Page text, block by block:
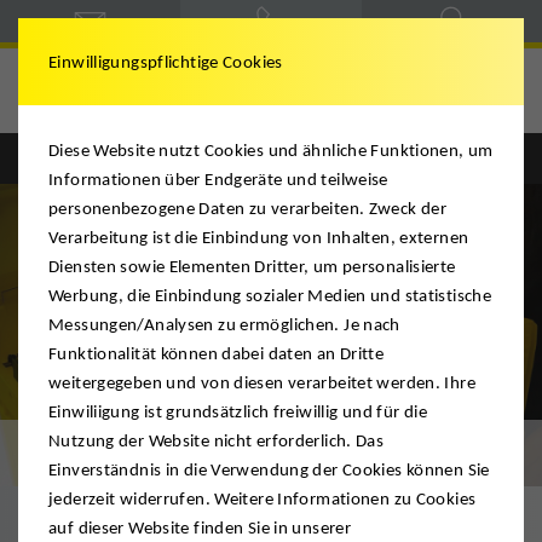
Aktenlagerung
Einwilligungspflichtige Cookies
Diese Website nutzt Cookies und ähnliche Funktionen, um
Informationen über Endgeräte und teilweise
personenbezogene Daten zu verarbeiten. Zweck der
Verarbeitung ist die Einbindung von Inhalten, externen
Diensten sowie Elementen Dritter, um personalisierte
Werbung, die Einbindung sozialer Medien und statistische
Messungen/Analysen zu ermöglichen. Je nach
Funktionalität können dabei daten an Dritte
weitergegeben und von diesen verarbeitet werden. Ihre
Einwiliigung ist grundsätzlich freiwillig und für die
Nutzung der Website nicht erforderlich. Das
Einverständnis in die Verwendung der Cookies können Sie
jederzeit widerrufen. Weitere Informationen zu Cookies
auf dieser Website finden Sie in unserer